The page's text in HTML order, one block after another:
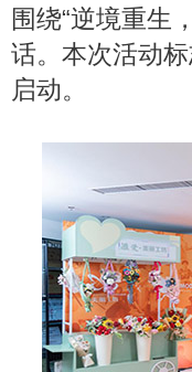
围绕“逆境重生
话。本次活动
启动。